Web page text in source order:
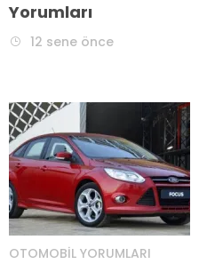
Yorumları
12 sene önce
OTOMOBIL YORUMLARI